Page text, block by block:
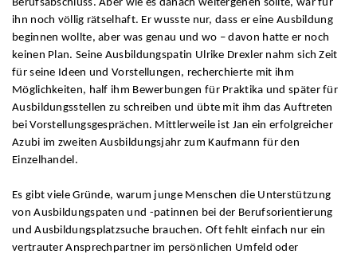
Berufsabschluss. Aber wie es danach weitergehen sollte, war für
ihn noch völlig rätselhaft. Er wusste nur, dass er eine Ausbildung
beginnen wollte, aber was genau und wo – davon hatte er noch
keinen Plan. Seine Ausbildungspatin Ulrike Drexler nahm sich Zeit
für seine Ideen und Vorstellungen, recherchierte mit ihm
Möglichkeiten, half ihm Bewerbungen für Praktika und später für
Ausbildungsstellen zu schreiben und übte mit ihm das Auftreten
bei Vorstellungsgesprächen. Mittlerweile ist Jan ein erfolgreicher
Azubi im zweiten Ausbildungsjahr zum Kaufmann für den
Einzelhandel.
Es gibt viele Gründe, warum junge Menschen die Unterstützung
von Ausbildungspaten und -patinnen bei der Berufsorientierung
und Ausbildungsplatzsuche brauchen. Oft fehlt einfach nur ein
vertrauter Ansprechpartner im persönlichen Umfeld oder